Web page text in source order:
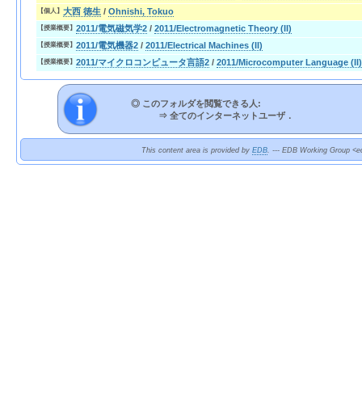
【個人】 大西 徳生 / Ohnishi, Tokuo
【授業概要】 2011/電気磁気学2 / 2011/Electromagnetic Theory (II)
【授業概要】 2011/電気機器2 / 2011/Electrical Machines (II)
【授業概要】 2011/マイクロコンピュータ言語2 / 2011/Microcomputer Language (II)
◎ このフォルダを閲覧できる人:
⇒ 全てのインターネットユーザ．
This content area is provided by EDB. --- EDB Working Group